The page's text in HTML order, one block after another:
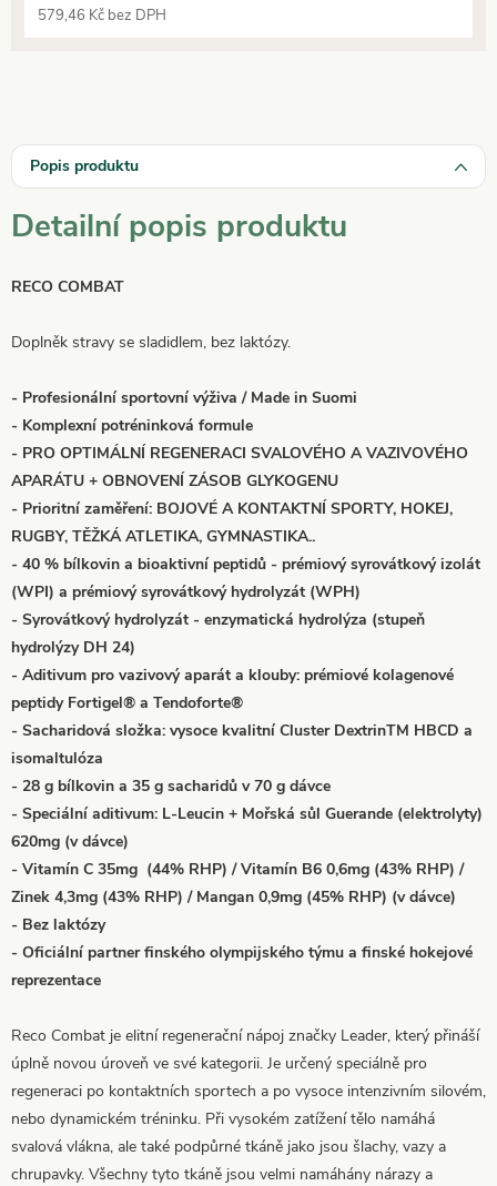
579,46 Kč bez DPH
Popis produktu
Detailní popis produktu
RECO COMBAT
Doplněk stravy se sladidlem, bez laktózy.
- Profesionální sportovní výživa / Made in Suomi
- Komplexní potréninková formule
- PRO OPTIMÁLNÍ REGENERACI SVALOVÉHO A VAZIVOVÉHO
APARÁTU + OBNOVENÍ ZÁSOB GLYKOGENU
- Prioritní zaměření: BOJOVÉ A KONTAKTNÍ SPORTY, HOKEJ,
RUGBY, TĚŽKÁ ATLETIKA, GYMNASTIKA..
- 40 % bílkovin a bioaktivní peptidů - prémiový syrovátkový izolát
(WPI) a prémiový syrovátkový hydrolyzát (WPH)
- Syrovátkový hydrolyzát - enzymatická hydrolýza (stupeň
hydrolýzy DH 24)
- Aditivum pro vazivový aparát a klouby: prémiové kolagenové
peptidy Fortigel® a Tendoforte®
- Sacharidová složka: vysoce kvalitní Cluster DextrinTM HBCD a
isomaltulóza
- 28 g bílkovin a 35 g sacharidů v 70 g dávce
- Speciální aditivum: L-Leucin + Mořská sůl Guerande (elektrolyty)
620mg (v dávce)
- Vitamín C 35mg (44% RHP) / Vitamín B6 0,6mg (43% RHP) /
Zinek 4,3mg (43% RHP) / Mangan 0,9mg (45% RHP) (v dávce)
- Bez laktózy
- Oficiální partner finského olympijského týmu a finské hokejové
reprezentace
Reco Combat je elitní regenerační nápoj značky Leader, který přináší
úplně novou úroveň ve své kategorii. Je určený speciálně pro
regeneraci po kontaktních sportech a po vysoce intenzivním silovém,
nebo dynamickém tréninku. Při vysokém zatížení tělo namáhá
svalová vlákna, ale také podpůrné tkáně jako jsou šlachy, vazy a
chrupavky. Všechny tyto tkáně jsou velmi namáhány nárazy a